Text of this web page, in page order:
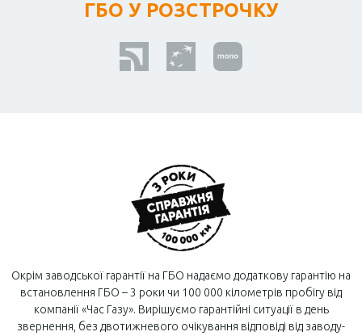
ГБО У РОЗСТРОЧКУ
Окрім заводської гарантії на ГБО надаємо додаткову гарантію на
встановлення ГБО – 3 роки чи 100 000 кілометрів пробігу від
компанії «Час Газу». Вирішуємо гарантійні ситуації в день
звернення, без двотижневого очікування відповіді від заводу-